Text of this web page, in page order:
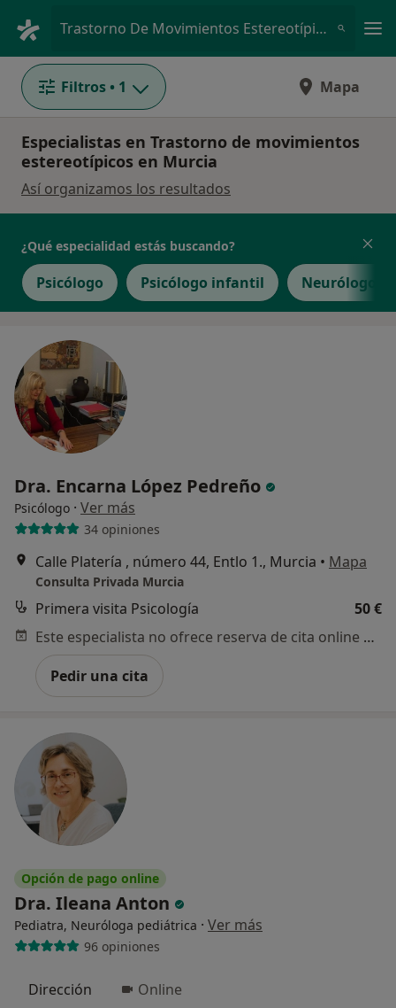
Trastorno De Movimientos Estereotípicos • Murcia, Murcia
Filtros • 1 Mapa
Especialistas en Trastorno de movimientos
estereotípicos en Murcia
Así organizamos los resultados
¿Qué especialidad estás buscando?
Psicólogo Psicólogo infantil Neurólogo
Dra. Encarna López Pedreño
Psicólogo · Ver más
34 opiniones
Calle Platería , número 44, Entlo 1., Murcia • Mapa
Consulta Privada Murcia
Primera visita Psicología
50 €
Este especialista no ofrece reserva de cita online en esta dirección.
Pedir una cita
Opción de pago online
Dra. Ileana Anton
Pediatra, Neuróloga pediátrica · Ver más
96 opiniones
Dirección Online